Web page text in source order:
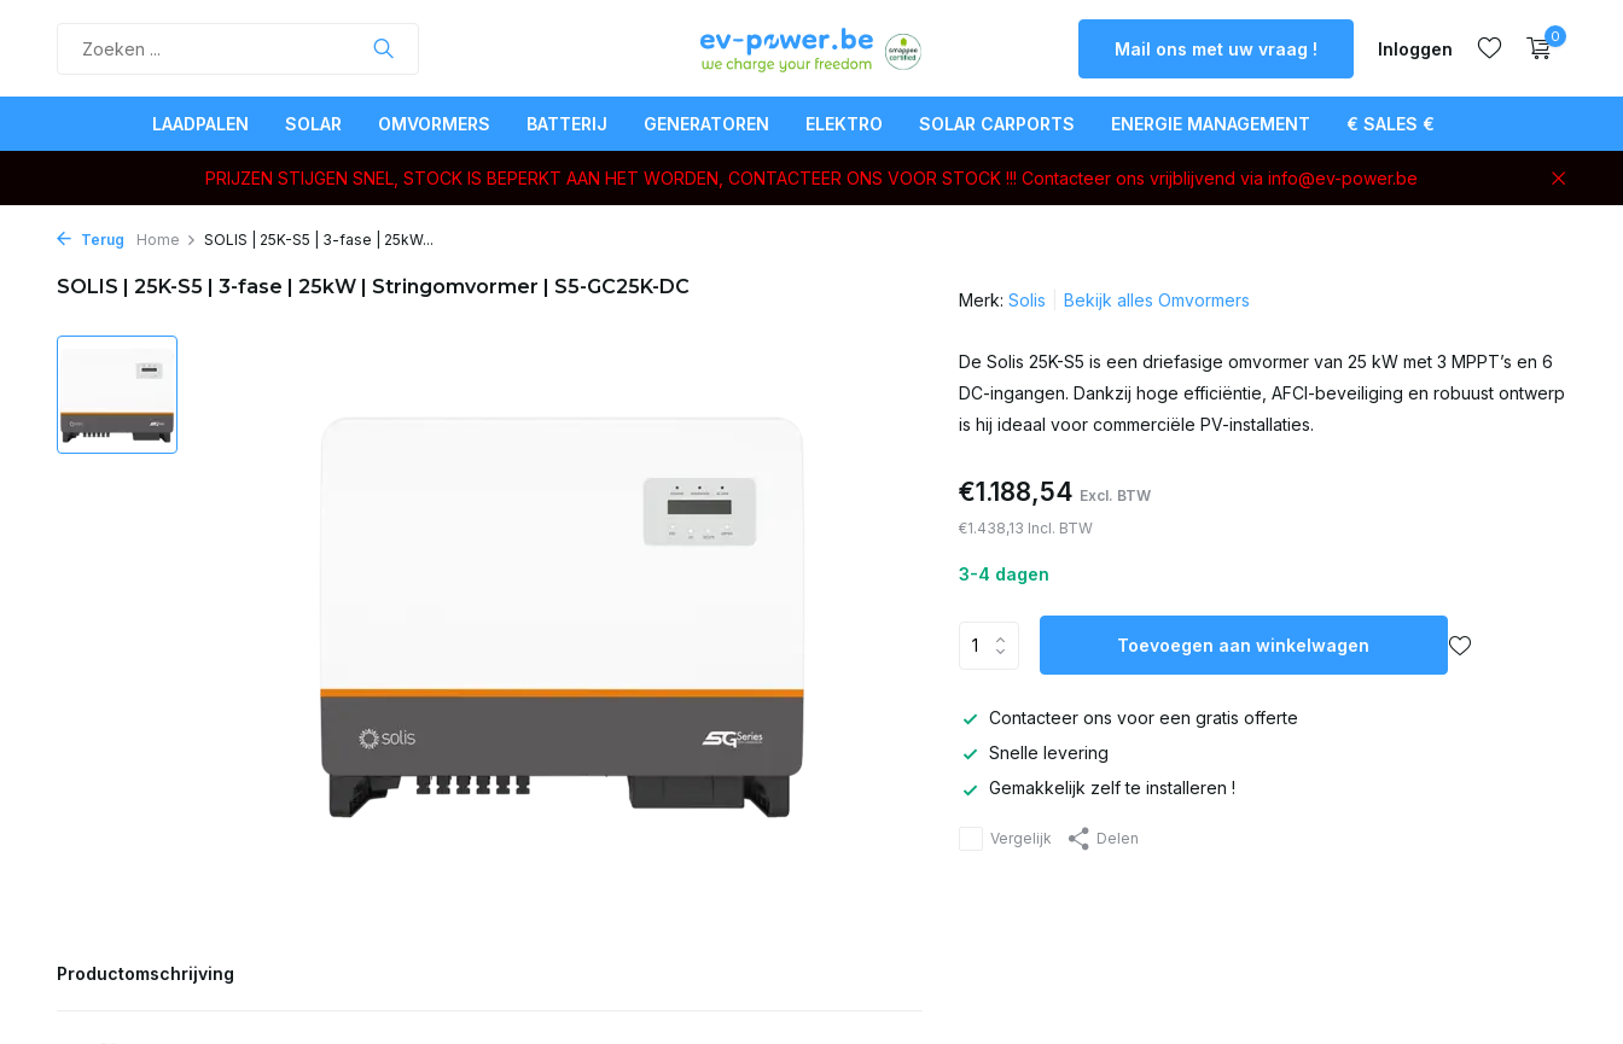
Mail ons met uw vraag ! Inloggen
0
LAADPALEN SOLAR OMVORMERS BATTERIJ GENERATOREN ELEKTRO SOLAR CARPORTS ENERGIE MANAGEMENT € SALES €
PRIJZEN STIJGEN SNEL, STOCK IS BEPERKT AAN HET WORDEN, CONTACTEER ONS VOOR STOCK !!! Contacteer ons vrijblijvend via info@ev-power.be
Terug Home SOLIS | 25K-S5 | 3-fase | 25kW...
SOLIS | 25K-S5 | 3-fase | 25kW | Stringomvormer | S5-GC25K-DC
Productomschrijving
Merk: Solis Bekijk alles Omvormers
De Solis 25K-S5 is een driefasige omvormer van 25 kW met 3 MPPT’s en 6
DC-ingangen. Dankzij hoge efficiëntie, AFCI-beveiliging en robuust ontwerp
is hij ideaal voor commerciële PV-installaties.
€1.188,54 Excl. BTW
€1.438,13 Incl. BTW
3-4 dagen
Toevoegen aan winkelwagen
Contacteer ons voor een gratis offerte
Snelle levering
Gemakkelijk zelf te installeren !
Vergelijk Delen